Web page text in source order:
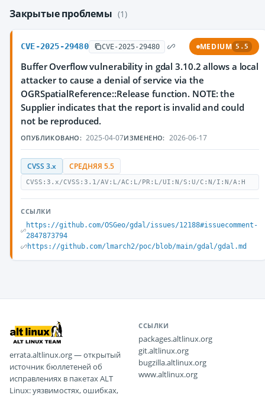
Закрытые проблемы (1)
CVE-2025-29480 CVE-2025-29480 MEDIUM 5.5
Buffer Overflow vulnerability in gdal 3.10.2 allows a local
attacker to cause a denial of service via the
OGRSpatialReference::Release function. NOTE: the
Supplier indicates that the report is invalid and could
not be reproduced.
ОПУБЛИКОВАНО: 2025-04-07ИЗМЕНЕНО: 2026-06-17
CVSS 3.x СРЕДНЯЯ 5.5
CVSS:3.x/CVSS:3.1/AV:L/AC:L/PR:L/UI:N/S:U/C:N/I:N/A:H
ССЫЛКИ
https://github.com/OSGeo/gdal/issues/12188#issuecomment-
2847873794
https://github.com/lmarch2/poc/blob/main/gdal/gdal.md
errata.altlinux.org — открытый
источник бюллетеней об
исправлениях в пакетах ALT
Linux: уязвимостях, ошибках,
ССЫЛКИ
packages.altlinux.org
git.altlinux.org
bugzilla.altlinux.org
www.altlinux.org